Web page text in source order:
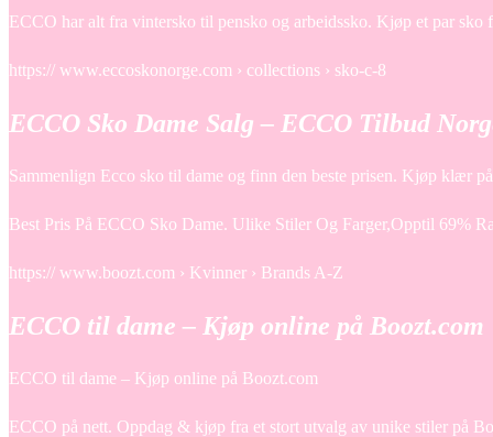
ECCO har alt fra vintersko til pensko og arbeidssko. Kjøp et par
https:// www.eccoskonorge.com › collections › sko-c-8
ECCO Sko Dame Salg – ECCO Tilbud
Sammenlign Ecco sko til dame og finn den beste prisen. Kjøp klær
Best Pris På ECCO Sko Dame. Ulike Stiler Og Farger,Opptil 69%
https:// www.boozt.com › Kvinner › Brands A-Z
ECCO til dame – Kjøp online på Boozt.com
ECCO til dame – Kjøp online på Boozt.com
ECCO på nett. Oppdag & kjøp fra et stort utvalg av unike stiler på